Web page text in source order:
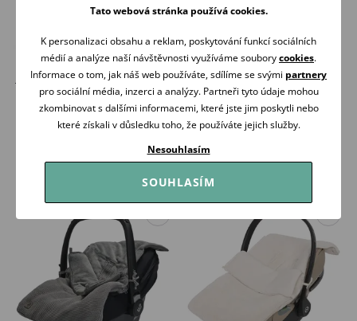
Jollein Fusak do autosedačky
Basic Knit FOREST GREEN
1 179 Kč
Skladem
Jollein Fusak do autosedačky
Basic Knit OATMEAL
1 179 Kč
Skladem
Tato webová stránka používá cookies.
K personalizaci obsahu a reklam, poskytování funkcí sociálních
médií a analýze naší návštěvnosti využíváme souborycookies.
Informace o tom, jak náš web používáte, sdílíme se svými partnery
pro sociální média, inzerci a analýzy. Partneři tyto údaje mohou
zkombinovat s dalšími informacemi, které jste jim poskytli nebo
které získali v důsledku toho, že používáte jejich služby.
Nesouhlasím
SOUHLASÍM